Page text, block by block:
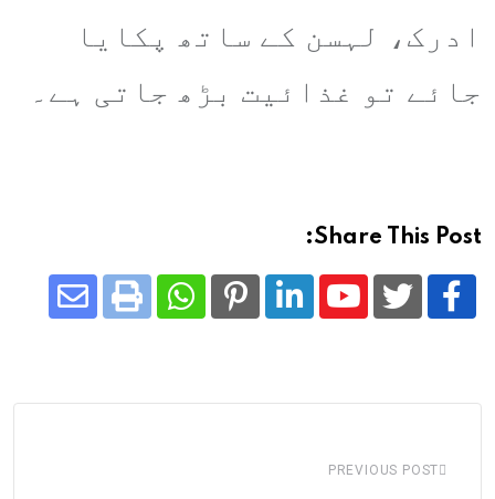
ادرک، لہسن کے ساتھ پکایا
جائے تو غذائیت بڑھ جاتی ہے۔
Share This Post:
Youtube
LinkedIn
Pinterest
Whatsapp
Print
PREVIOUS POST